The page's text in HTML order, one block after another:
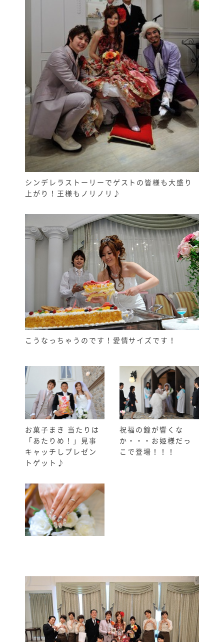
シンデレラストーリーでゲストの皆様も大盛り
上がり！王様もノリノリ♪
こうなっちゃうのです！愛情サイズです！
お菓子まき 当たりは
「あたりめ！」見事
キャッチしプレゼン
トゲット♪
祝福の鐘が響くな
か・・・お姫様だっ
こで登場！！！